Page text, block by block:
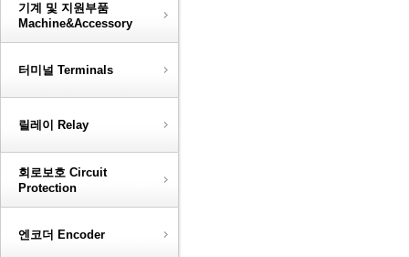
기계 및 지원부품
Machine&Accessory
터미널 Terminals
릴레이 Relay
회로보호 Circuit
Protection
엔코더 Encoder